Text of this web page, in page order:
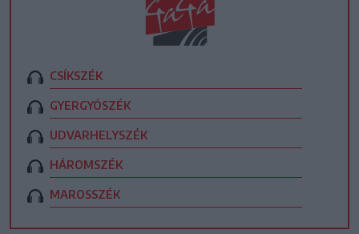
CSÍKSZÉK
GYERGYÓSZÉK
UDVARHELYSZÉK
HÁROMSZÉK
MAROSSZÉK